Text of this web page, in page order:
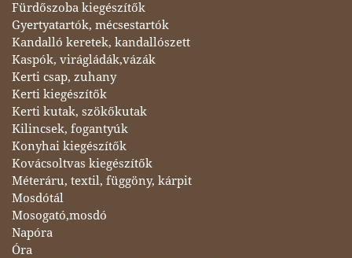
Fürdőszoba kiegészítők
Gyertyatartók, mécsestartók
Kandalló keretek, kandallószett
Kaspók, virágládák,vázák
Kerti csap, zuhany
Kerti kiegészítők
Kerti kutak, szökőkutak
Kilincsek, fogantyúk
Konyhai kiegészítők
Kovácsoltvas kiegészítők
Méteráru, textil, függöny, kárpit
Mosdótál
Mosogató,mosdó
Napóra
Óra